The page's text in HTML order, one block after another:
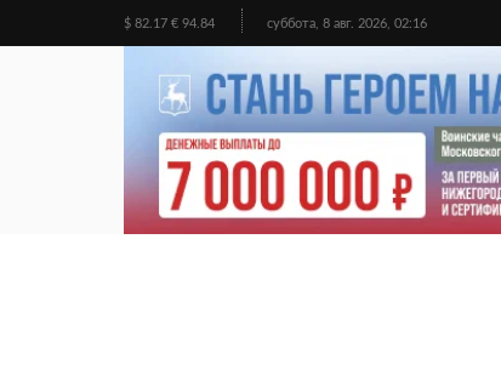
$ 82.17 € 94.84 суббота, 8 авг. 2026, 02:16